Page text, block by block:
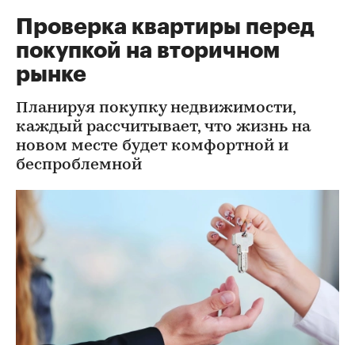
Проверка квартиры перед
покупкой на вторичном
рынке
Планируя покупку недвижимости,
каждый рассчитывает, что жизнь на
новом месте будет комфортной и
беспроблемной